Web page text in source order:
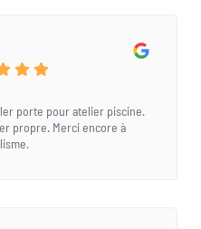
porte pour atelier piscine.
propre. Merci encore à